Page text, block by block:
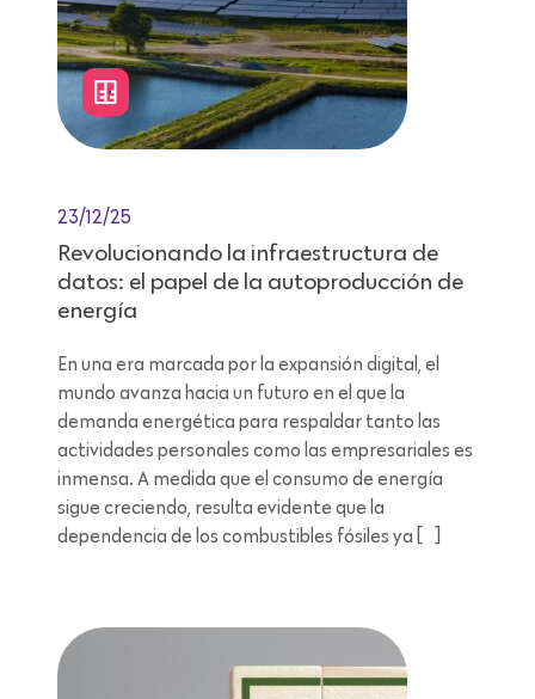
23/12/25
Revolucionando la infraestructura de
datos: el papel de la autoproducción de
energía
En una era marcada por la expansión digital, el
mundo avanza hacia un futuro en el que la
demanda energética para respaldar tanto las
actividades personales como las empresariales es
inmensa. A medida que el consumo de energía
sigue creciendo, resulta evidente que la
dependencia de los combustibles fósiles ya […]